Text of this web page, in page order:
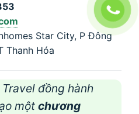
Star City, P Đông
Thanh Hóa
đồng hành
một chương